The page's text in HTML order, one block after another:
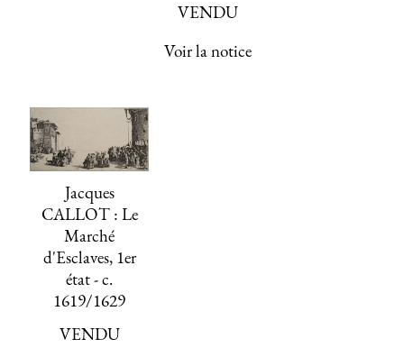
VENDU
Voir la notice
Jacques
CALLOT : Le
Marché
d'Esclaves, 1er
état - c.
1619/1629
VENDU